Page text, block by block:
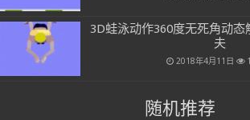
3D蛙泳动作360度无死角动态
夫
2018年4月11日
随机推荐